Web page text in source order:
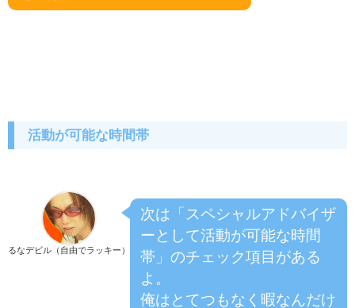
活動が可能な時間帯
るなデビル（自由でラッキー）
次は「スペシャルアドバイザ
ーとして活動が可能な時間
帯」のチェック項目がある
よ。
俺はとてつもなく暇なんだけ